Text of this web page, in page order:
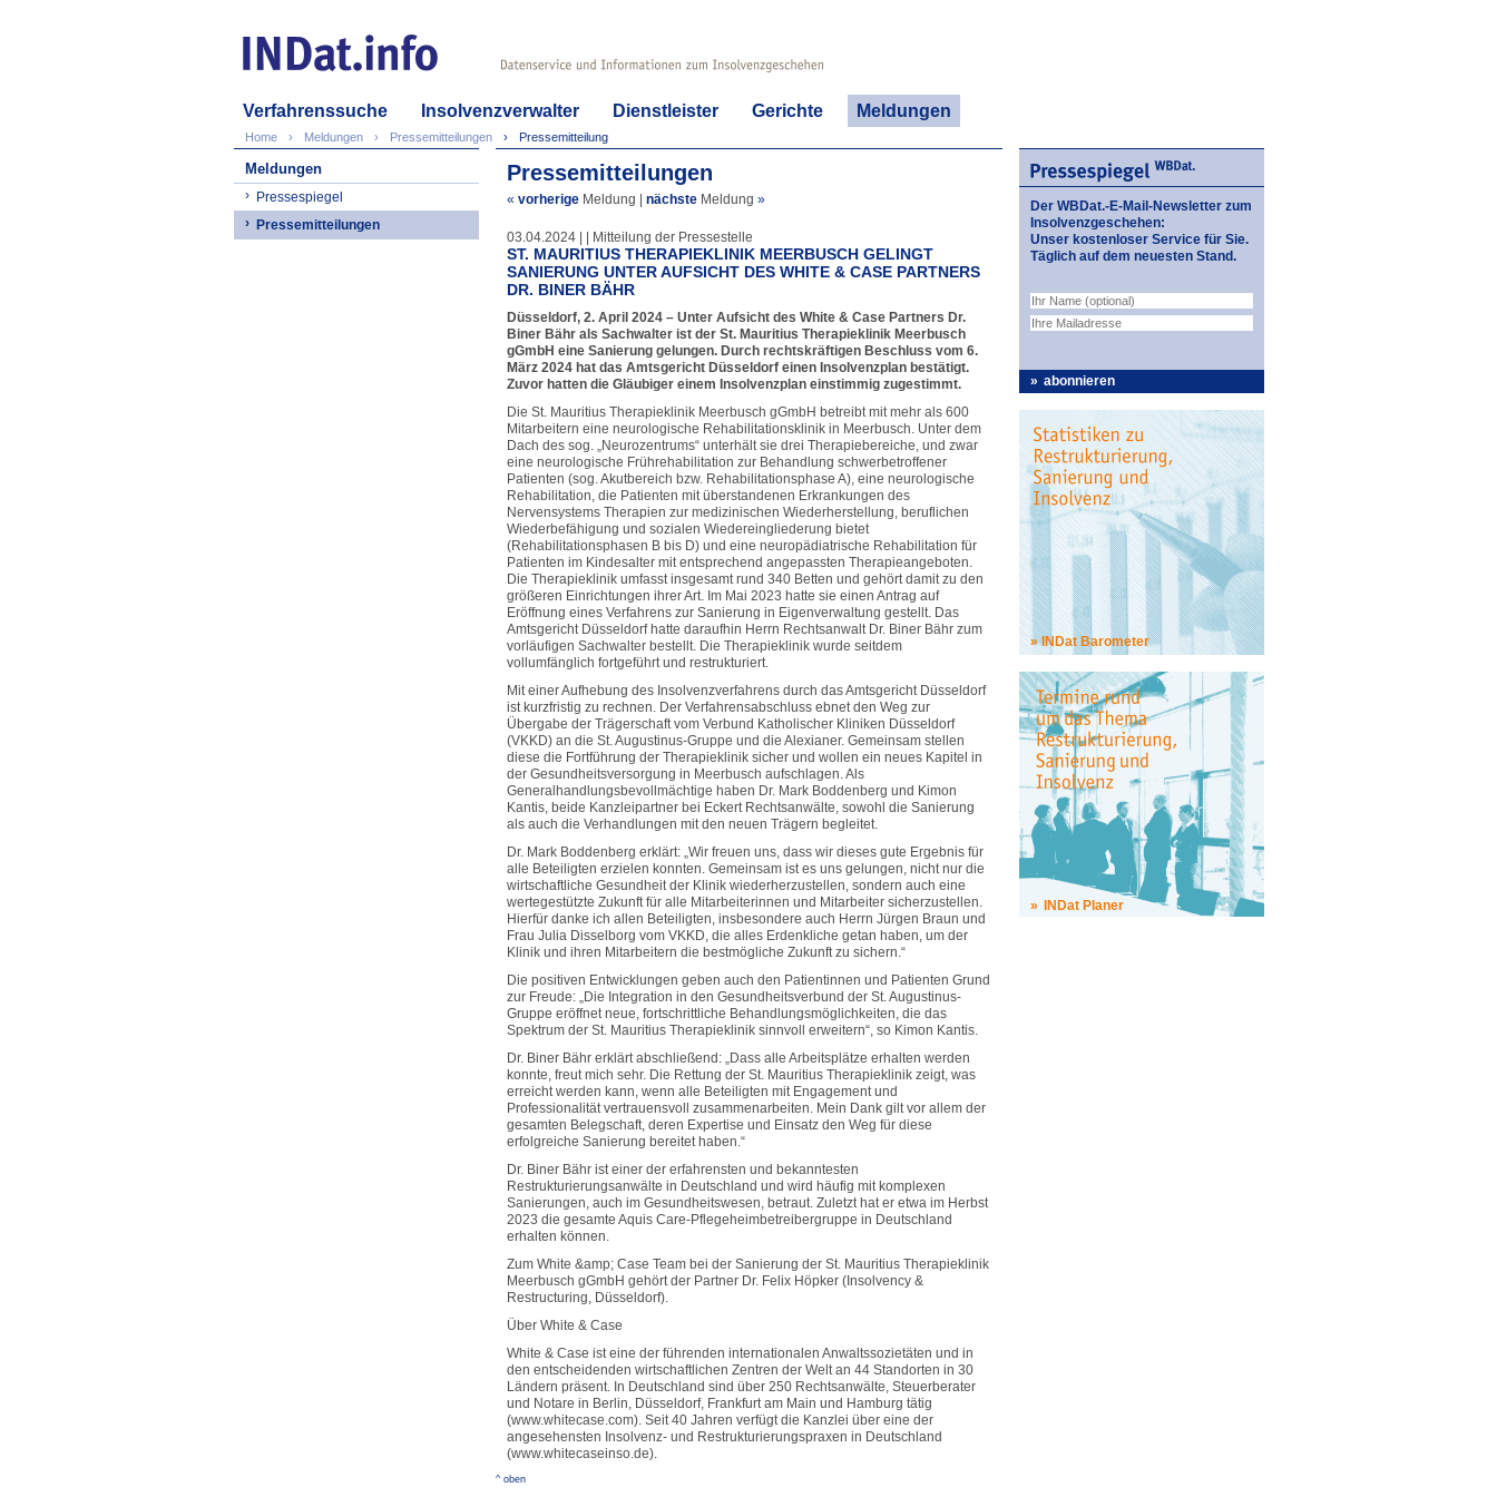
Verfahrenssuche Insolvenzverwalter Dienstleister Gerichte Meldungen
Home Meldungen Pressemitteilungen Pressemitteilung
Meldungen
Pressespiegel
Pressemitteilungen
Pressemitteilungen
« vorherige Meldung nächste Meldung »
03.04.2024 | | Mitteilung der Pressestelle
ST. MAURITIUS THERAPIEKLINIK MEERBUSCH GELINGT
SANIERUNG UNTER AUFSICHT DES WHITE & CASE PARTNERS
DR. BINER BÄHR
Düsseldorf, 2. April 2024 – Unter Aufsicht des White & Case Partners Dr.
Biner Bähr als Sachwalter ist der St. Mauritius Therapieklinik Meerbusch
gGmbH eine Sanierung gelungen. Durch rechtskräftigen Beschluss vom 6.
März 2024 hat das Amtsgericht Düsseldorf einen Insolvenzplan bestätigt.
Zuvor hatten die Gläubiger einem Insolvenzplan einstimmig zugestimmt.
Die St. Mauritius Therapieklinik Meerbusch gGmbH betreibt mit mehr als 600
Mitarbeitern eine neurologische Rehabilitationsklinik in Meerbusch. Unter dem
Dach des sog. „Neurozentrums“ unterhält sie drei Therapiebereiche, und zwar
eine neurologische Frührehabilitation zur Behandlung schwerbetroffener
Patienten (sog. Akutbereich bzw. Rehabilitationsphase A), eine neurologische
Rehabilitation, die Patienten mit überstandenen Erkrankungen des
Nervensystems Therapien zur medizinischen Wiederherstellung, beruflichen
Wiederbefähigung und sozialen Wiedereingliederung bietet
(Rehabilitationsphasen B bis D) und eine neuropädiatrische Rehabilitation für
Patienten im Kindesalter mit entsprechend angepassten Therapieangeboten.
Die Therapieklinik umfasst insgesamt rund 340 Betten und gehört damit zu den
größeren Einrichtungen ihrer Art. Im Mai 2023 hatte sie einen Antrag auf
Eröffnung eines Verfahrens zur Sanierung in Eigenverwaltung gestellt. Das
Amtsgericht Düsseldorf hatte daraufhin Herrn Rechtsanwalt Dr. Biner Bähr zum
vorläufigen Sachwalter bestellt. Die Therapieklinik wurde seitdem
vollumfänglich fortgeführt und restrukturiert.
Mit einer Aufhebung des Insolvenzverfahrens durch das Amtsgericht Düsseldorf
ist kurzfristig zu rechnen. Der Verfahrensabschluss ebnet den Weg zur
Übergabe der Trägerschaft vom Verbund Katholischer Kliniken Düsseldorf
(VKKD) an die St. Augustinus-Gruppe und die Alexianer. Gemeinsam stellen
diese die Fortführung der Therapieklinik sicher und wollen ein neues Kapitel in
der Gesundheitsversorgung in Meerbusch aufschlagen. Als
Generalhandlungsbevollmächtige haben Dr. Mark Boddenberg und Kimon
Kantis, beide Kanzleipartner bei Eckert Rechtsanwälte, sowohl die Sanierung
als auch die Verhandlungen mit den neuen Trägern begleitet.
Dr. Mark Boddenberg erklärt: „Wir freuen uns, dass wir dieses gute Ergebnis für
alle Beteiligten erzielen konnten. Gemeinsam ist es uns gelungen, nicht nur die
wirtschaftliche Gesundheit der Klinik wiederherzustellen, sondern auch eine
wertegestützte Zukunft für alle Mitarbeiterinnen und Mitarbeiter sicherzustellen.
Hierfür danke ich allen Beteiligten, insbesondere auch Herrn Jürgen Braun und
Frau Julia Disselborg vom VKKD, die alles Erdenkliche getan haben, um der
Klinik und ihren Mitarbeitern die bestmögliche Zukunft zu sichern.“
Die positiven Entwicklungen geben auch den Patientinnen und Patienten Grund
zur Freude: „Die Integration in den Gesundheitsverbund der St. Augustinus-
Gruppe eröffnet neue, fortschrittliche Behandlungsmöglichkeiten, die das
Spektrum der St. Mauritius Therapieklinik sinnvoll erweitern“, so Kimon Kantis.
Dr. Biner Bähr erklärt abschließend: „Dass alle Arbeitsplätze erhalten werden
konnte, freut mich sehr. Die Rettung der St. Mauritius Therapieklinik zeigt, was
erreicht werden kann, wenn alle Beteiligten mit Engagement und
Professionalität vertrauensvoll zusammenarbeiten. Mein Dank gilt vor allem der
gesamten Belegschaft, deren Expertise und Einsatz den Weg für diese
erfolgreiche Sanierung bereitet haben.“
Dr. Biner Bähr ist einer der erfahrensten und bekanntesten
Restrukturierungsanwälte in Deutschland und wird häufig mit komplexen
Sanierungen, auch im Gesundheitswesen, betraut. Zuletzt hat er etwa im Herbst
2023 die gesamte Aquis Care-Pflegeheimbetreibergruppe in Deutschland
erhalten können.
Zum White &amp; Case Team bei der Sanierung der St. Mauritius Therapieklinik
Meerbusch gGmbH gehört der Partner Dr. Felix Höpker (Insolvency &
Restructuring, Düsseldorf).
Über White & Case
White & Case ist eine der führenden internationalen Anwaltssozietäten und in
den entscheidenden wirtschaftlichen Zentren der Welt an 44 Standorten in 30
Ländern präsent. In Deutschland sind über 250 Rechtsanwälte, Steuerberater
und Notare in Berlin, Düsseldorf, Frankfurt am Main und Hamburg tätig
(www.whitecase.com). Seit 40 Jahren verfügt die Kanzlei über eine der
angesehensten Insolvenz- und Restrukturierungspraxen in Deutschland
(www.whitecaseinso.de).
^ oben
Der WBDat.-E-Mail-Newsletter zum
Insolvenzgeschehen:
Unser kostenloser Service für Sie.
Täglich auf dem neuesten Stand.
abonnieren
INDat Barometer
INDat Planer